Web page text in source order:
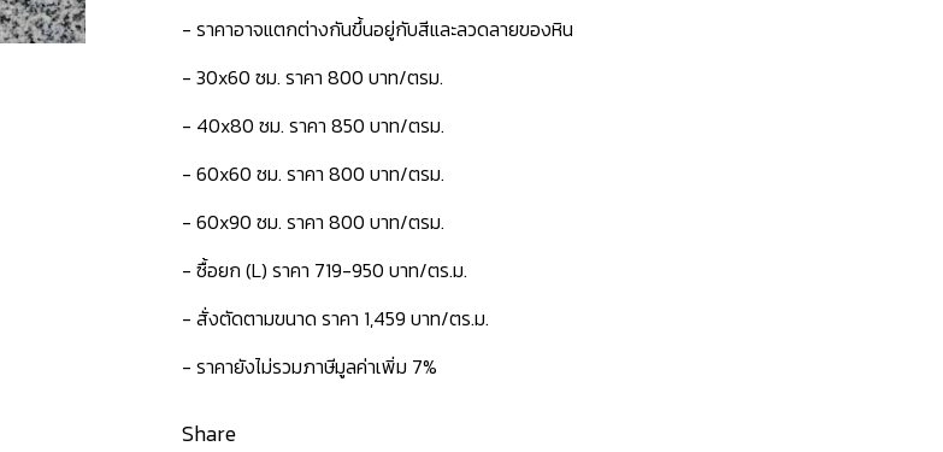
- ราคาอาจแตกต่างกันขึ้นอยู่กับสีและลวดลายของหิน
- 30x60 ซม. ราคา 800 บาท/ตรม.
- 40x80 ซม. ราคา 850 บาท/ตรม.
- 60x60 ซม. ราคา 800 บาท/ตรม.
- 60x90 ซม. ราคา 800 บาท/ตรม.
- ซื้อยก (L) ราคา 719-950 บาท/ตร.ม.
- สั่งตัดตามขนาด ราคา 1,459 บาท/ตร.ม.
- ราคายังไม่รวมภาษีมูลค่าเพิ่ม 7%
Share